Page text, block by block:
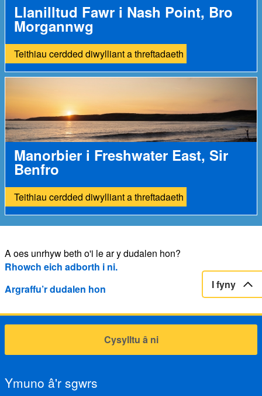
Llanilltud Fawr i Nash Point, Bro
Morgannwg
Teithiau cerdded diwylliant a threftadaeth
Manorbier i Freshwater East, Sir
Benfro
Teithiau cerdded diwylliant a threftadaeth
A oes unrhyw beth o'i le ar y dudalen hon?
Rhowch eich adborth i ni.
Argraffu’r dudalen hon
I fyny
Cysylltu â ni
Ymuno â'r sgwrs